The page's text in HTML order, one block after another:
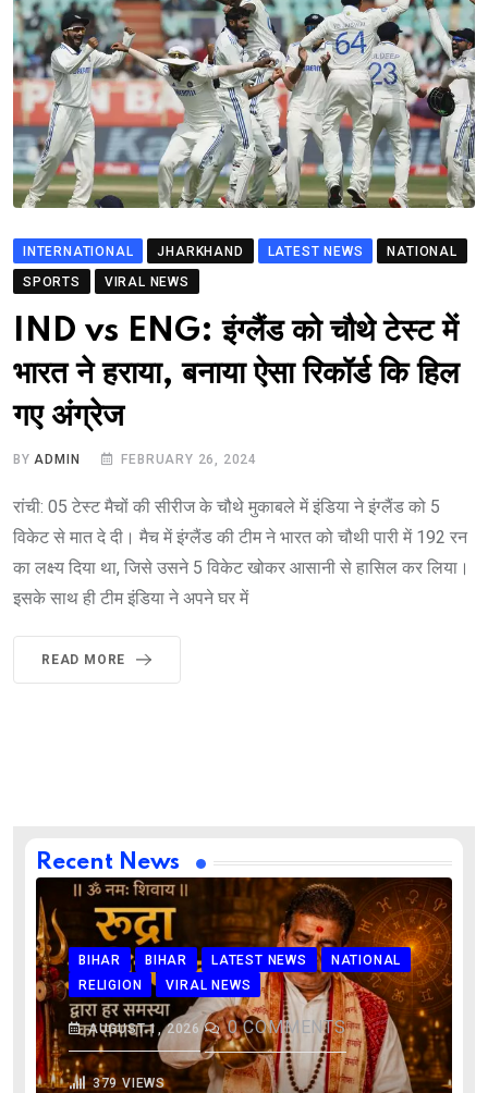
INTERNATIONAL JHARKHAND LATEST NEWS
NATIONAL
SPORTS
VIRAL NEWS
IND vs ENG: इंग्लैंड को चौथे टेस्ट में
भारत ने हराया, बनाया ऐसा रिकॉर्ड कि हिल
गए अंग्रेज
BYADMIN FEBRUARY 26, 2024
रांची: 05 टेस्ट मैचों की सीरीज के चौथे मुकाबले में इंडिया ने इंग्लैंड को 5
विकेट से मात दे दी। मैच में इंग्लैंड की टीम ने भारत को चौथी पारी में 192 रन
का लक्ष्य दिया था, जिसे उसने 5 विकेट खोकर आसानी से हासिल कर लिया।
इसके साथ ही टीम इंडिया ने अपने घर में
READ MORE
Recent News
BIHAR BIHAR LATEST NEWS
NATIONAL
RELIGION
VIRAL NEWS
AUGUST 1, 2026 0COMMENTS
379 VIEWS